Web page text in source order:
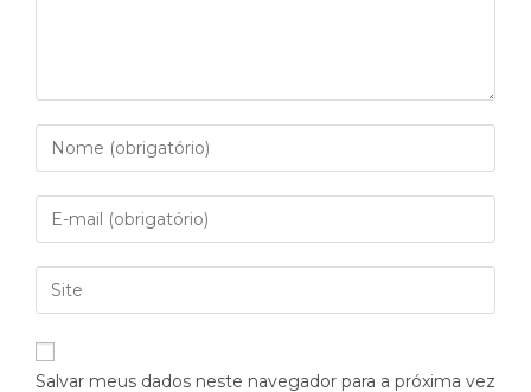
Salvar meus dados neste navegador para a próxima vez